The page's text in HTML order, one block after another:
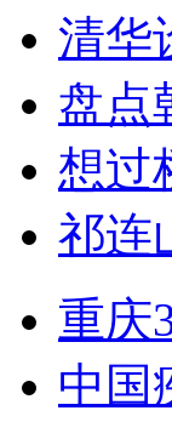
清华
盘点
想过
祁连
重庆
中国